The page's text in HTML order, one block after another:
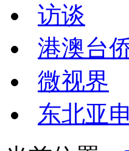
访谈
港澳台
微视界
东北亚